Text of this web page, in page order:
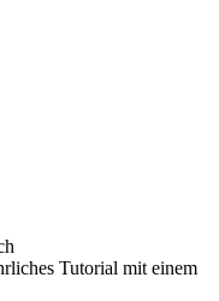
Tutorial mit einem